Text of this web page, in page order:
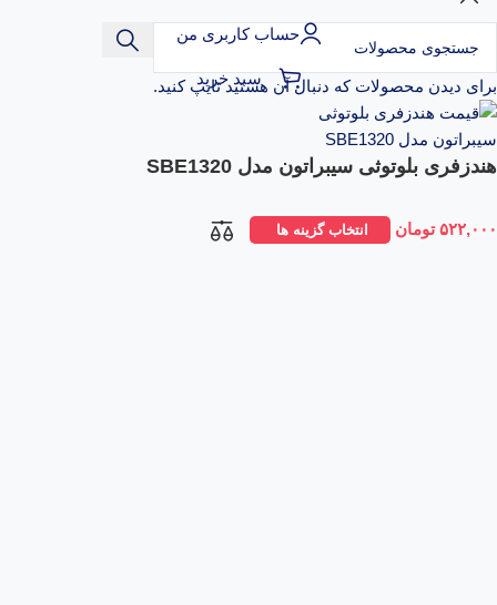
برای دیدن محصولات که دنبال آن هستید تایپ کنید.
حساب کاربری من
سبد خرید
هندزفری بلوتوثی سیبراتون مدل SBE1320
۵۲۲,۰۰۰ تومان انتخاب گزینه ها